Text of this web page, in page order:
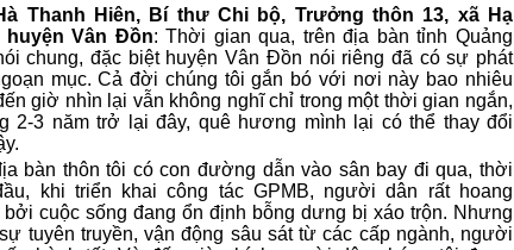
Thanh Hiên, Bí thư Chi bộ, Trưởng thôn 13, xã Hạ
huyện Vân Đồn: Thời gian qua, trên địa bàn tỉnh Quảng
chung, đặc biệt huyện Vân Đồn nói riêng đã có sự phát
mục. Cả đời chúng tôi gắn bó với nơi này bao nhiêu
giờ nhìn lại vẫn không nghĩ chỉ trong một thời gian ngắn,
2-3 năm trở lại đây, quê hương mình lại có thể thay đổi
bàn thôn tôi có con đường dẫn vào sân bay đi qua, thời
khi triển khai công tác GPMB, người dân rất hoang
bởi cuộc sống đang ổn định bỗng dưng bị xáo trộn. Nhưng
tuyên truyền, vận động sâu sát từ các cấp ngành, người